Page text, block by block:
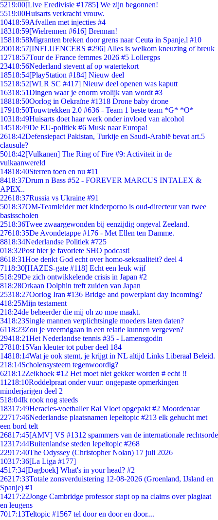
5219:00[Live Eredivisie #1785] We zijn begonnen!
5519:00Huisarts verkracht vrouw.
10418:59Afvallen met injecties #4
18318:59[Wielrennen #616] Brennan!
15818:58Migranten breken door grens naar Ceuta in Spanje,l #10
20018:57[INFLUENCERS #296] Alles is welkom kneuzing of breuk
12718:57Tour de France femmes 2026 #5 Lollergps
23418:56Nederland stevent af op watertekort
18518:54[PlayStation #184] Nieuw deel
15218:52[WLR SC #417] Nieuw deel openen was kaputt
16318:51Dingen waar je enorm vrolijk van wordt #3
18818:50Oorlog in Oekraïne #1318 Drone baby drone
17918:50Touwtrekken 2.0 #636 - Team 1 beste team *G* *O*
10318:49Huisarts doet haar werk onder invloed van alcohol
14518:49De EU-politiek #6 Musk naar Europa!
2618:42Defensiepact Pakistan, Turkije en Saudi-Arabië bevat art.5
clausule?
5018:42[Vulkanen] The Ring of Fire #9: Activiteit in de
vulkaanwereld
14818:40Sterren toen en nu #11
8418:37Drum n Bass #52 - FOREVER MARCUS INTALEX &
APEX..
22618:37Russia vs Ukraine #91
5018:37OM-Teamleider met kinderporno is oud-directeur van twee
basisscholen
2518:36Twee zwaargewonden bij eenzijdig ongeval Zeeland.
27618:35De Avondetappe #176 - Met Ellen ten Damme.
8818:34Nederlandse Politiek #725
018:32Post hier je favoriete SHO podcast!
8618:31Hoe denkt God echt over homo-seksualiteit? deel 4
7118:30[HAZES-gate #118] Echt een leuk wijf
518:29De zich ontwikkelende crisis in Japan #2
818:28Orkaan Dolphin treft zuiden van Japan
25318:27Oorlog Iran #136 Bridge and powerplant day incoming?
418:25Mijn testament
218:24de beheerder die mij oh zo moe maakt.
3418:23Single mannen verplichtsingle moeders laten daten?
6118:23Zou je vreemdgaan in een relatie kunnen vergeven?
29418:21Het Nederlandse tennis #35 - Lamensgodin
27818:15Van kleuter tot puber deel 184
14818:14Wat je ook stemt, je krijgt in NL altijd Links Liberaal Beleid.
218:14Scholensysteem tegenwoordig?
6218:12Zeikhoek #12 Het moet niet gekker worden # echt !!
11218:10Roddelpraat onder vuur: ongepaste opmerkingen
minderjarigen deel 2
518:04Ik rook nog steeds
18317:49Heracles-voetballer Rai Vloet opgepakt #2 Moordenaar
22717:46Nederlandse plaatsnamen lepeltopic #213 elk gehucht met
een bord telt
26817:45[AMV] VS #1312 spammers van de internationale rechtsorde
12317:44Buitenlandse steden lepeltopic #268
22917:40The Odyssey (Christopher Nolan) 17 juli 2026
10317:36[La Liga #177]
4517:34[Dagboek] What's in your head? #2
26217:33Totale zonsverduistering 12-08-2026 (Groenland, IJsland en
Spanje) #1
14217:22Jonge Cambridge professor stapt op na claims over plagiaat
en leugens
7017:13Teltopic #1567 tel door en door en door....